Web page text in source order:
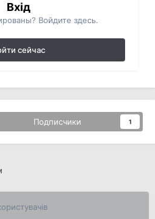
Вхід
Войдите здесь.
сейчас
Подписчики 1